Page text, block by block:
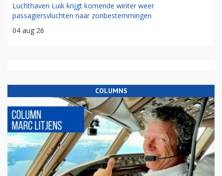
Luchthaven Luik krijgt komende winter weer
passagiersvluchten naar zonbestemmingen
04 aug 26
COLUMNS